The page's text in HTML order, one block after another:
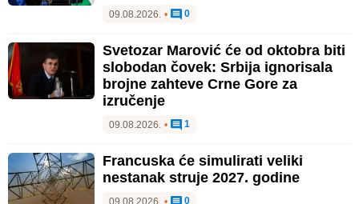
09.08.2026. • 0
Svetozar Marović će od oktobra biti
slobodan čovek: Srbija ignorisala
brojne zahteve Crne Gore za
izručenje
09.08.2026. • 1
Francuska će simulirati veliki
nestanak struje 2027. godine
0